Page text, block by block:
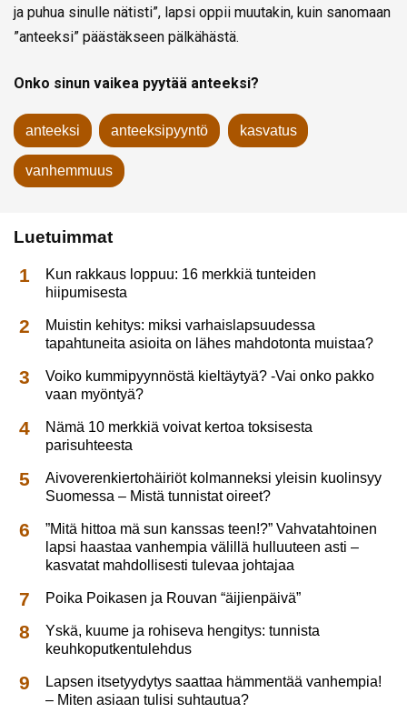
ja puhua sinulle nätisti”, lapsi oppii muutakin, kuin sanomaan
”anteeksi” päästäkseen pälkähästä.
Onko sinun vaikea pyytää anteeksi?
anteeksi anteeksipyyntö kasvatus
vanhemmuus
Luetuimmat
Kun rakkaus loppuu: 16 merkkiä tunteiden
hiipumisesta
Muistin kehitys: miksi varhaislapsuudessa
tapahtuneita asioita on lähes mahdotonta muistaa?
Voiko kummipyynnöstä kieltäytyä? -Vai onko pakko
vaan myöntyä?
Nämä 10 merkkiä voivat kertoa toksisesta
parisuhteesta
Aivoverenkiertohäiriöt kolmanneksi yleisin kuolinsyy
Suomessa – Mistä tunnistat oireet?
”Mitä hittoa mä sun kanssas teen!?” Vahvatahtoinen
lapsi haastaa vanhempia välillä hulluuteen asti –
kasvatat mahdollisesti tulevaa johtajaa
Poika Poikasen ja Rouvan “äijienpäivä”
Yskä, kuume ja rohiseva hengitys: tunnista
keuhkoputkentulehdus
Lapsen itsetyydytys saattaa hämmentää vanhempia!
– Miten asiaan tulisi suhtautua?